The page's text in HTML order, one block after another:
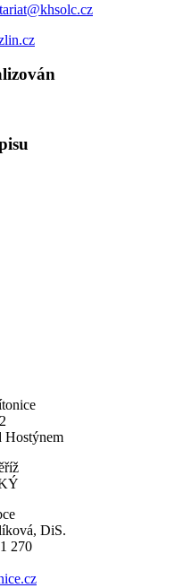
Hostýnem
DiS.
270